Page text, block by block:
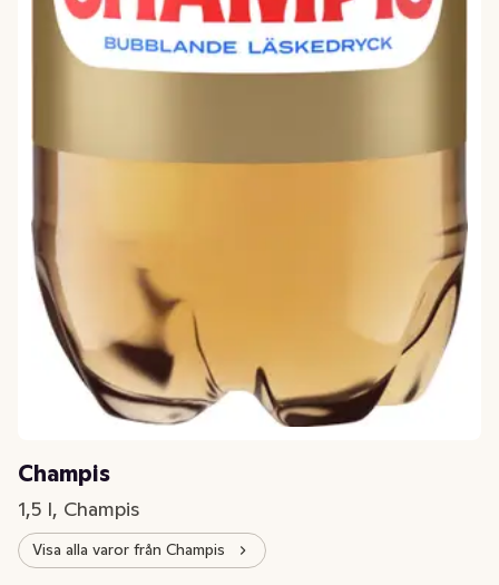
Champis
1,5 l, Champis
Visa alla varor från Champis